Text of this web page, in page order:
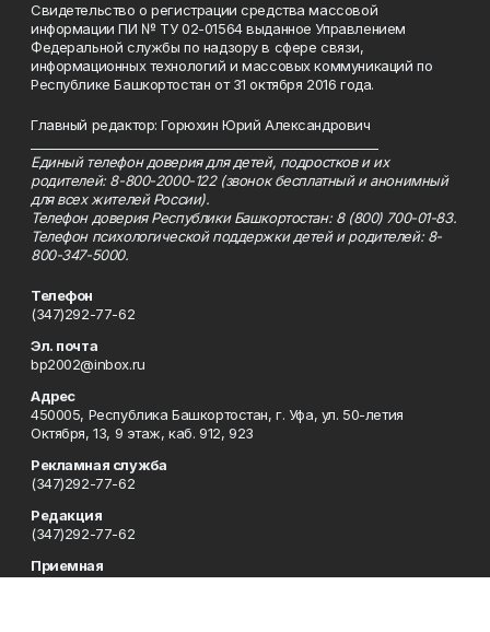
Свидетельство о регистрации средства массовой
информации ПИ № ТУ 02-01564 выданное Управлением
Федеральной службы по надзору в сфере связи,
информационных технологий и массовых коммуникаций по
Республике Башкортостан от 31 октября 2016 года.
Главный редактор: Горюхин Юрий Александрович
Единый телефон доверия для детей, подростков и их
родителей: 8-800-2000-122 (звонок бесплатный и анонимный
для всех жителей России).
Телефон доверия Республики Башкортостан: 8 (800) 700-01-83.
Телефон психологической поддержки детей и родителей: 8-
800-347-5000.
Телефон
(347)292-77-62
Эл. почта
bp2002@inbox.ru
Адрес
450005, Республика Башкортостан, г. Уфа, ул. 50-летия
Октября, 13, 9 этаж, каб. 912, 923
Рекламная служба
(347)292-77-62
Редакция
(347)292-77-62
Приемная